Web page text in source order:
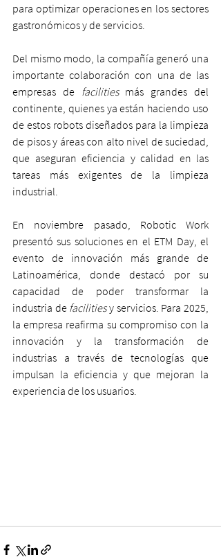
para optimizar operaciones en los sectores
gastronómicos y de servicios.
Del mismo modo, la compañía generó una
importante colaboración con una de las
empresas de facilities más grandes del
continente, quienes ya están haciendo uso
de estos robots diseñados para la limpieza
de pisos y áreas con alto nivel de suciedad,
que aseguran eficiencia y calidad en las
tareas más exigentes de la limpieza
industrial.
En noviembre pasado, Robotic Work
presentó sus soluciones en el ETM Day, el
evento de innovación más grande de
Latinoamérica, donde destacó por su
capacidad de poder transformar la
industria de facilities y servicios. Para 2025,
la empresa reafirma su compromiso con la
innovación y la transformación de
industrias a través de tecnologías que
impulsan la eficiencia y que mejoran la
experiencia de los usuarios.